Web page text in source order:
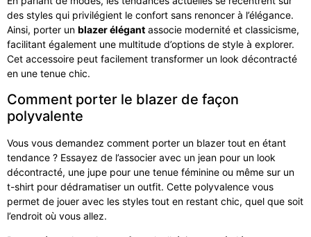
des styles qui privilégient le confort sans renoncer à l’élégance.
Ainsi, porter un blazer élégant associe modernité et classicisme,
facilitant également une multitude d’options de style à explorer.
Cet accessoire peut facilement transformer un look décontracté
en une tenue chic.
Comment porter le blazer de façon
polyvalente
Vous vous demandez comment porter un blazer tout en étant
tendance ? Essayez de l’associer avec un jean pour un look
décontracté, une jupe pour une tenue féminine ou même sur un
t-shirt pour dédramatiser un outfit. Cette polyvalence vous
permet de jouer avec les styles tout en restant chic, quel que soit
l’endroit où vous allez.